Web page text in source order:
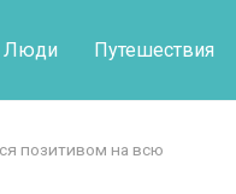
Люди Путешествия
позитивом на всю